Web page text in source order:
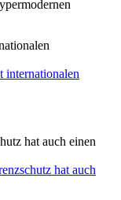
internationalen
hat auch einen
hat auch